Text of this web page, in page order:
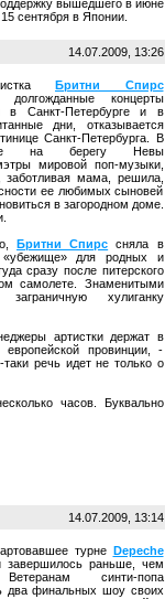
вышедшего в июне
сентября в Японии.
14.07.2009, 13:26
Бритни Спирс
, долгожданные концерты
в Санкт-Петербурге и в
дни, отказывается
Санкт-Петербурга. В
на берегу Невы
мировой поп-музыки,
заботливая мама, решила,
ее любимых сыновей
в загородном доме.
Бритни Спирс сняла в
«убежище» для родных и
сразу после питерского
самолете. Знаменитыми
хулиганку
артистки держат в
провинции, -
речь идет не только о
часов. Буквально
14.07.2009, 13:14
турне Depeche
раньше, чем
Ветеранам синти-попа
два финальных шоу своих